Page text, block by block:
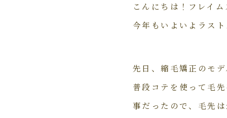
こんにちは！フレイ
今年もいよいよラス
先日、縮毛矯正のモ
普段コテを使って毛
事だったので、毛先